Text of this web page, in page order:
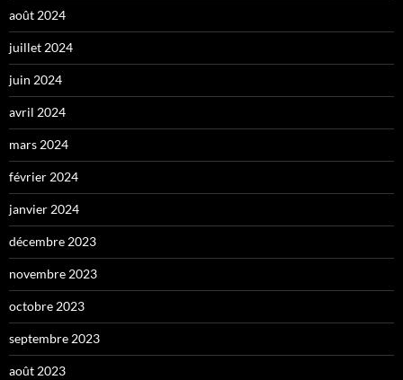
août 2024
juillet 2024
juin 2024
avril 2024
mars 2024
février 2024
janvier 2024
décembre 2023
novembre 2023
octobre 2023
septembre 2023
août 2023